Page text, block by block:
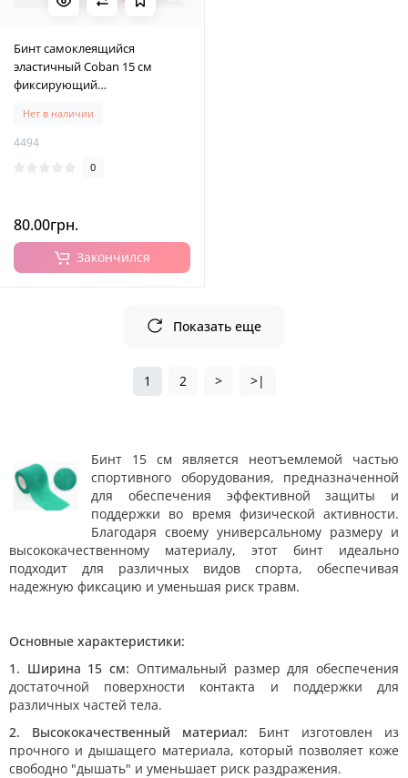
Бинт самоклеящийся
эластичный Coban 15 см
фиксирующий
кобан, аутоадгезийний бинт,
красный, 15 см х 4,5 м
Нет в наличии
4494
0
80.00грн.
Закончился
Показать еще
1 2 > >|
Бинт 15 см является неотъемлемой частью
спортивного оборудования, предназначенной
для обеспечения эффективной защиты и
поддержки во время физической активности.
Благодаря своему универсальному размеру и
высококачественному материалу, этот бинт идеально
подходит для различных видов спорта, обеспечивая
надежную фиксацию и уменьшая риск травм.
Основные характеристики:
1. Ширина 15 см: Оптимальный размер для обеспечения
достаточной поверхности контакта и поддержки для
различных частей тела.
2. Высококачественный материал: Бинт изготовлен из
прочного и дышащего материала, который позволяет коже
свободно "дышать" и уменьшает риск раздражения.